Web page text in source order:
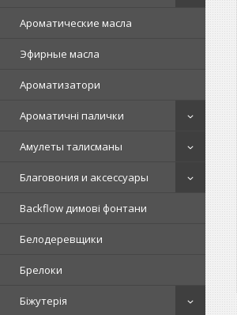
Ароматические масла
Эфирные масла
Ароматизатори
Ароматичні палички
Амулеты талисманы
Благовония и аксессуары
Backflow димові фонтани
Белодеревщики
Брелоки
Біжутерія